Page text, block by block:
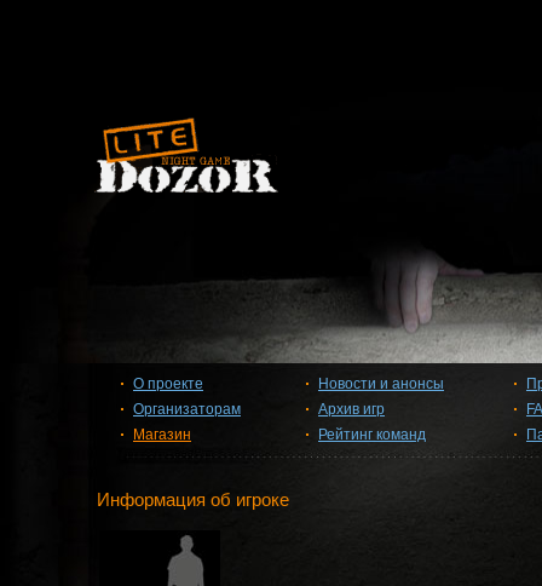
О проекте
Организаторам
Магазин
Новости и анонсы
Архив игр
Рейтинг команд
Информация об игроке